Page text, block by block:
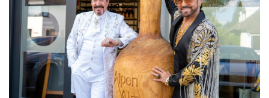
Eten
Drinken
Slapen
Recreatief
Winkels